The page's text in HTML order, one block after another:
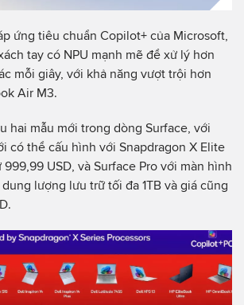
ứng tiêu chuẩn Copilot+ của Microsoft,
tay có NPU mạnh mẽ để xử lý hơn
mỗi giây, với khả năng vượt trội hơn
Air M3.
hai mẫu mới trong dòng Surface, với
có thể cấu hình với Snapdragon X Elite
999,99 USD, và Surface Pro với màn hình
lượng lưu trữ tối đa 1TB và giá cũng